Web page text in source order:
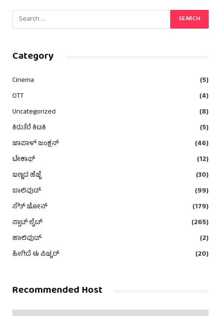
Category
Cinema
(5)
OTT
(4)
Uncategorized
(8)
ಕಿರುತೆರೆ ಕಿಟಕಿ
(5)
ಜಾಪಾಳ್ ಜಂಕ್ಷನ್
(46)
ಟೇಕಾಫ್
(12)
ಬಣ್ಣದ ಹೆಜ್ಜೆ
(30)
ಬಾಲಿವುಡ್
(99)
ಸೌತ್ ಜೋನ್
(179)
ಸ್ಪಾಟ್ ಲೈಟ್
(265)
ಹಾಲಿವುಡ್
(2)
ಹೀಗಿದೆ ಈ ಪಿಚ್ಚರ್
(20)
Recommended Host